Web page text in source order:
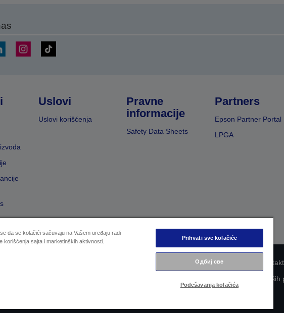
Uslovi
Uslovi korišćenja
Pravne
informacije
Safety Data Sheets
Partners
Epson Partner Portal
LPGA
EU Data Act Compliance
Zalaganje kompanije Epson za što veću pristupačnost
da se kolačići sačuvaju na Vašem uređaju radi
korišćenja sajta i marketinških aktivnosti.
Prihvati sve kolačiće
Одбиј све
Podešavanja kolačića